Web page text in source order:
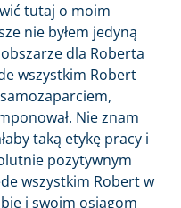
tutaj o moim
nie byłem jedyną
dla Roberta
wszystkim Robert
Nie znam
taką etykę pracy i
pozytywnym
wszystkim Robert w
i swoim osiągom